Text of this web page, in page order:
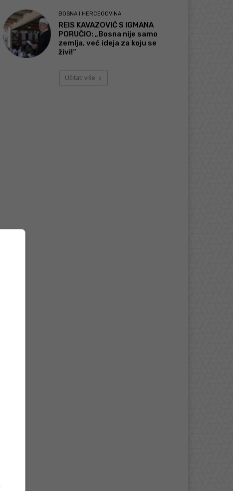
BOSNA I HERCEGOVINA
REIS KAVAZOVIĆ S IGMANA
PORUČIO: „Bosna nije samo
zemlja, već ideja za koju se
živi!“
Učitati više